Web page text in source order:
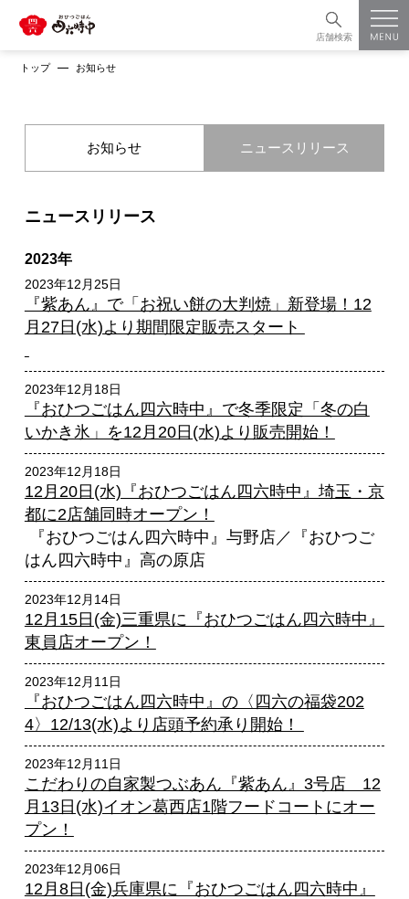
店舗検索
トップ お知らせ
お知らせ ニュースリリース
ニュースリリース
2023年
2023年12月25日
『紫あん』で「お祝い餅の大判焼」新登場！12
月27日(水)より期間限定販売スタート
2023年12月18日
『おひつごはん四六時中』で冬季限定「冬の白
いかき氷」を12月20日(水)より販売開始！
2023年12月18日
12月20日(水)『おひつごはん四六時中』埼玉・京
都に2店舗同時オープン！
『おひつごはん四六時中』与野店／『おひつご
はん四六時中』高の原店
2023年12月14日
12月15日(金)三重県に『おひつごはん四六時中』
東員店オープン！
2023年12月11日
『おひつごはん四六時中』の〈四六の福袋202
4〉12/13(水)より店頭予約承り開始！
2023年12月11日
こだわりの自家製つぶあん『紫あん』3号店 12
月13日(水)イオン葛西店1階フードコートにオー
プン！
2023年12月06日
12月8日(金)兵庫県に『おひつごはん四六時中』